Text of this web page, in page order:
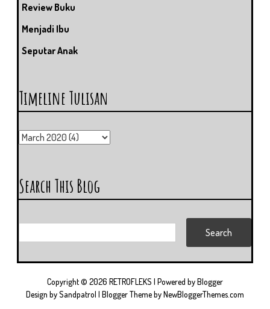
Review Buku
Menjadi Ibu
Seputar Anak
Timeline Tulisan
Search This Blog
Copyright © 2026 RETROFLEKS | Powered byBlogger
Design bySandpatrol | Blogger Theme byNewBloggerThemes.com